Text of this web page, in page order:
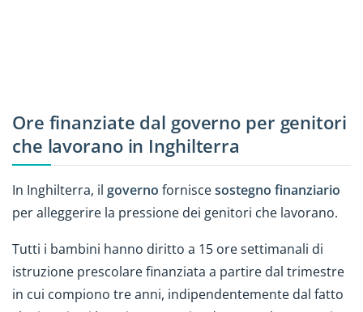
Ore finanziate dal governo per genitori
che lavorano in Inghilterra
In Inghilterra, il governo forniscesostegno finanziario
per alleggerire la pressione dei genitori che lavorano.
Tutti i bambini hanno diritto a 15 ore settimanali di
istruzione prescolare finanziata a partire dal trimestre
in cui compiono tre anni, indipendentemente dal fatto